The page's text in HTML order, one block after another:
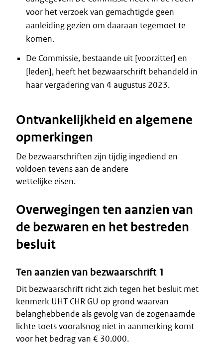
voor het verzoek van gemachtigde geen
aanleiding gezien om daaraan tegemoet te
komen.
De Commissie, bestaande uit [voorzitter] en
[leden], heeft het bezwaarschrift behandeld in
haar vergadering van 4 augustus 2023.
Ontvankelijkheid en algemene
opmerkingen
De bezwaarschriften zijn tijdig ingediend en
voldoen tevens aan de andere
wettelijke eisen.
Overwegingen ten aanzien van
de bezwaren en het bestreden
besluit
Ten aanzien van bezwaarschrift 1
Dit bezwaarschrift richt zich tegen het besluit met
kenmerk UHT CHR GU op grond waarvan
belanghebbende als gevolg van de zogenaamde
lichte toets vooralsnog niet in aanmerking komt
voor het bedrag van € 30.000.